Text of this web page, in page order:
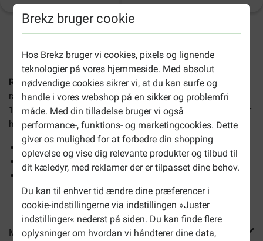
Brekz bruger cookie
Hos Brekz bruger vi cookies, pixels og lignende
teknologier på vores hjemmeside. Med absolut
nødvendige cookies sikrer vi, at du kan surfe og
handle i vores webshop på en sikker og problemfri
måde. Med din tilladelse bruger vi også
performance-, funktions- og marketingcookies. Dette
giver os mulighed for at forbedre din shopping
oplevelse og vise dig relevante produkter og tilbud til
dit kæledyr, med reklamer der er tilpasset dine behov.
Du kan til enhver tid ændre dine præferencer i
cookie-indstillingerne via indstillingen »Juster
indstillinger« nederst på siden. Du kan finde flere
oplysninger om hvordan vi håndterer dine data,
Royal Canin Adult Labrador Retriever hundefoder
racespecifikt tørfoder til den voksne Labrador Retriever fra
15 måneder gammel. Royal Canin Adult Labrador Retriever
hundefoder hjælper med at:
Bibeholde idealvægten
Understøtte sunde knogler og led
Dette tørfoder kan kombiner med tilsvarende vådfoder.
Du kan bestille dette separatovenfor.
Mere info